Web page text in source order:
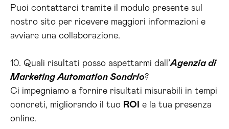
Puoi contattarci tramite il modulo presente sul
nostro sito per ricevere maggiori informazioni e
avviare una collaborazione.
10. Quali risultati posso aspettarmi dall’Agenzia di
Marketing Automation Sondrio?
Ci impegniamo a fornire risultati misurabili in tempi
concreti, migliorando il tuo ROI
e la tua presenza
online.